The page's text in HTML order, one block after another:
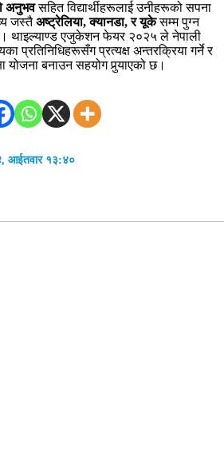
अनुभवसहित विद्यार्थीहरूलाई उनीहरूको सपना
जस्तैअष्ट्रेलिया, क्यानडा, र यूकेसम्म पुग्न
छ। थाइल्याण्ड एजुकेशन फेयर २०२५ ले नेपाली
प्रतिनिधिहरूसँग प्रत्यक्ष अन्तरक्रिया गर्ने र
योजना बनाउन सहयोग पुर्‍याएको छ।
आईतवार १३:४०